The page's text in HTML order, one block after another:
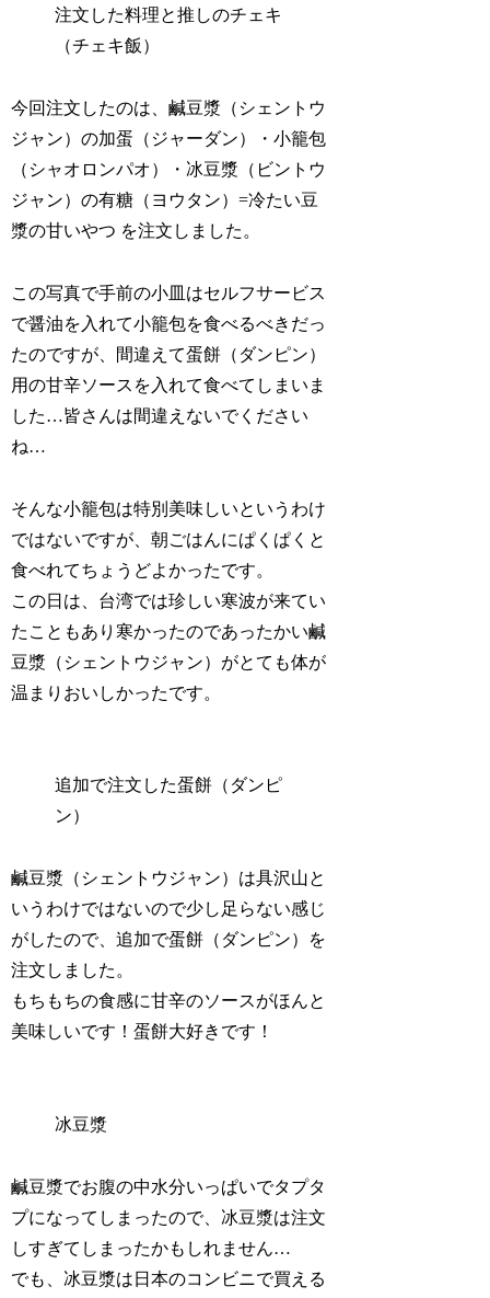
注文した料理と推しのチェキ
（チェキ飯）
今回注文したのは、鹹豆漿（シェントウ
ジャン）の加蛋（ジャーダン）・小籠包
（シャオロンパオ）・冰豆漿（ビントウ
ジャン）の有糖（ヨウタン）=冷たい豆
漿の甘いやつ を注文しました。
この写真で手前の小皿はセルフサービス
で醤油を入れて小籠包を食べるべきだっ
たのですが、間違えて蛋餅（ダンピン）
用の甘辛ソースを入れて食べてしまいま
した…皆さんは間違えないでください
ね…
そんな小籠包は特別美味しいというわけ
ではないですが、朝ごはんにぱくぱくと
食べれてちょうどよかったです。
この日は、台湾では珍しい寒波が来てい
たこともあり寒かったのであったかい鹹
豆漿（シェントウジャン）がとても体が
温まりおいしかったです。
追加で注文した蛋餅（ダンピ
ン）
鹹豆漿（シェントウジャン）は具沢山と
いうわけではないので少し足らない感じ
がしたので、追加で蛋餅（ダンピン）を
注文しました。
もちもちの食感に甘辛のソースがほんと
美味しいです！蛋餅大好きです！
冰豆漿
鹹豆漿でお腹の中水分いっぱいでタプタ
プになってしまったので、冰豆漿は注文
しすぎてしまったかもしれません…
でも、冰豆漿は日本のコンビニで買える